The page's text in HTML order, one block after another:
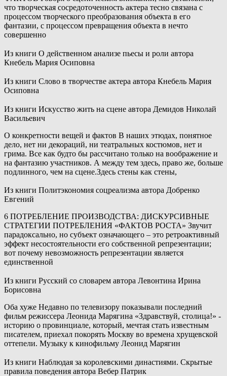
что творческая сосредоточенность актера тесно связана с
процессом творческого преобразования объекта в его
фантазии, с процессом превращения объекта в нечто
совершенно
Из книги О действенном анализе пьесы и роли автора
Кнебель Мария Осиповна
Из книги Слово в творчестве актера автора Кнебель Мария
Осиповна
Из книги Искусство жить на сцене автора Демидов Николай
Васильевич
О конкретности вещей и фактов В наших этюдах, понятное
дело, нет ни декораций, ни театральных костюмов, нет и
грима. Все как будто бы рассчитано только на воображение и
на фантазию участников. А между тем здесь, право же, больше
подлинного, чем на сцене.Здесь стены как стены,
Из книги Политэкономия соцреализма автора Добренко
Евгений
6 ПОТРЕБЛЕНИЕ ПРОИЗВОДСТВА: ДИСКУРСИВНЫЕ
СТРАТЕГИИ ПОТРЕБЛЕНИЯ «ФАКТОВ РОСТА» Звучит
парадоксально, но субъект означающего – это ретроактивный
эффект несостоятельности его собственной репрезентации;
вот почему невозможность репрезентации является
единственной
Из книги Русский со словарем автора Левонтина Ирина
Борисовна
Оба хуже Недавно по телевизору показывали последний
фильм режиссера Леонида Марягина «Здравствуй, столица!» -
историю о провинциале, который, мечтая стать известным
писателем, приехал покорять Москву во времена хрущевской
оттепели. Музыку к кинофильму Леонид Марягин
Из книги Наблюдая за королевскими династиями. Скрытые
правила поведения автора Вебер Патрик